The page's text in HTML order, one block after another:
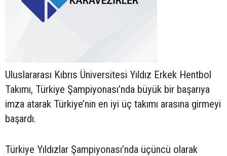
Uluslararası Kıbrıs Üniversitesi Yıldız Erkek Hentbol
Takımı, Türkiye Şampiyonası’nda büyük bir başarıya
imza atarak Türkiye’nin en iyi üç takımı arasına girmeyi
başardı.
Türkiye Yıldızlar Şampiyonası’nda üçüncü olarak